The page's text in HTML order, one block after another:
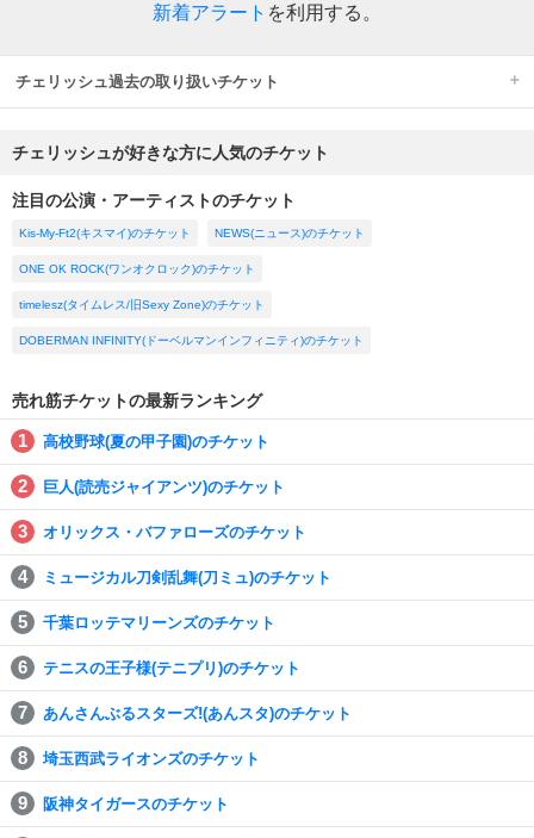
新着アラート を利用する。
チェリッシュ過去の取り扱いチケット
チェリッシュが好きな方に人気のチケット
注目の公演・アーティストのチケット
Kis-My-Ft2(キスマイ)のチケット NEWS(ニュース)のチケット
ONE OK ROCK(ワンオクロック)のチケット
timelesz(タイムレス/旧Sexy Zone)のチケット
DOBERMAN INFINITY(ドーベルマンインフィニティ)のチケット
売れ筋チケットの最新ランキング
高校野球(夏の甲子園)のチケット
巨人(読売ジャイアンツ)のチケット
オリックス・バファローズのチケット
ミュージカル刀剣乱舞(刀ミュ)のチケット
千葉ロッテマリーンズのチケット
テニスの王子様(テニプリ)のチケット
あんさんぶるスターズ!(あんスタ)のチケット
埼玉西武ライオンズのチケット
阪神タイガースのチケット